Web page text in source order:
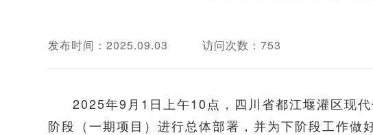
发布时间：2025.09.03 访问次数：753
2025年9月1日上午10点，四川省都江堰灌区现
阶段（一期项目）进行总体部署，并为下阶段工作做